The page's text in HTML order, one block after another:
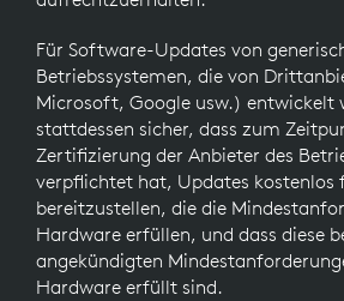
Für Software-Updates von
Betriebssystemen, die von
Microsoft, Google usw.) entwickelt
stattdessen sicher, dass zum
Zertifizierung der Anbieter des
verpflichtet hat, Updates kostenlos
bereitzustellen, die die
Hardware erfüllen, und dass diese
angekündigten
Hardware erfüllt sind.